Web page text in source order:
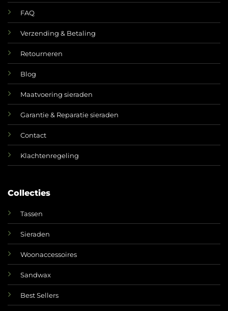
FAQ
Verzending & Betaling
Retourneren
Blog
Maatvoering sieraden
Garantie & Reparatie sieraden
Contact
Klachtenregeling
Collecties
Tassen
Sieraden
Woonaccessoires
Sandwax
Best Sellers